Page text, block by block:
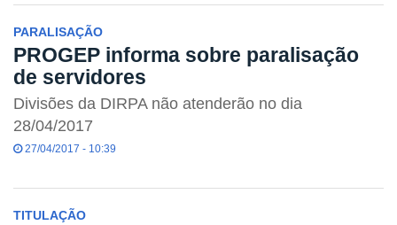
PARALISAÇÃO
PROGEP informa sobre paralisação
de servidores
Divisões da DIRPA não atenderão no dia
28/04/2017
27/04/2017 - 10:39
TITULAÇÃO